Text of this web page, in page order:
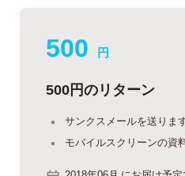
500 円
500円のリターン
サンクスメールを送ります
モバイルスクリーンの資